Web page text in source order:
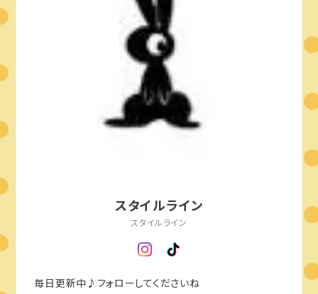
スタイルライン
スタイルライン
毎日更新中♪フォローしてくださいね